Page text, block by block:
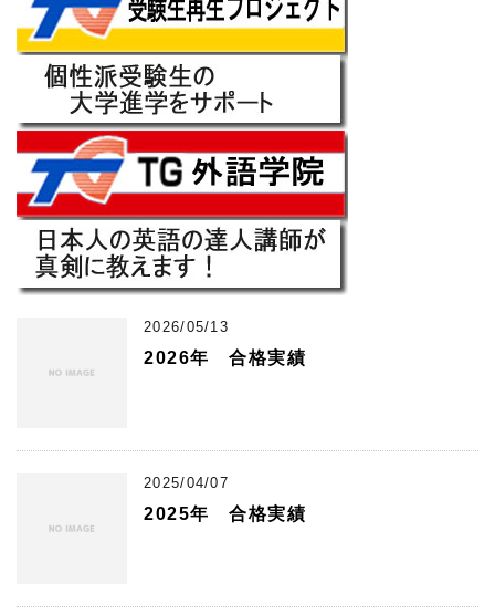
2026/05/13
2026年 合格実績
2025/04/07
2025年 合格実績